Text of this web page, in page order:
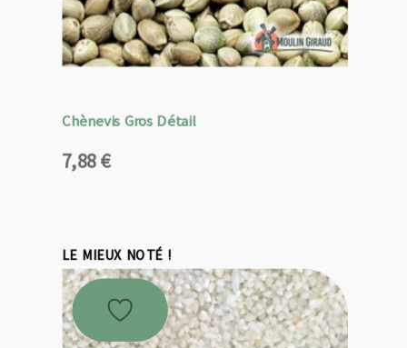
Chènevis Gros Détail
7,88€
LE MIEUX NOTÉ !